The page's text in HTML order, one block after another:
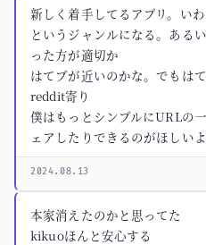
新しく着手してるアプリ。い
というジャンルになる。ある
った方が適切か
はてブが近いのかな。でもは
reddit寄り
僕はもっとシンプルにURLの
ェアしたりできるのがほしい
2024.08.13
本家消えたのかと思ってた
kikuoほんと安心する